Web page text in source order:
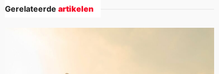
Gerelateerde artikelen